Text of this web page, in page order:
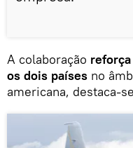
A colaboração
os dois países no
americana, destaca-